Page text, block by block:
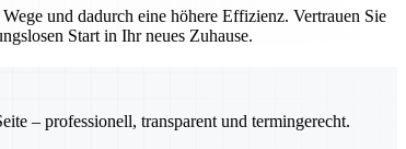
und dadurch eine höhere Effizienz. Vertrauen Sie
Start in Ihr neues Zuhause.
– professionell, transparent und termingerecht.